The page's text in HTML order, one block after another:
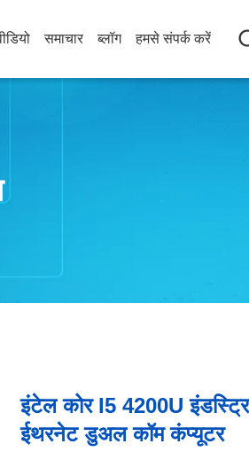
समाचार ब्लॉग हमसे संपर्क करें
इंटेल कोर I5 4200U
ईथरनेट डुअल कॉम कंप्यूटर